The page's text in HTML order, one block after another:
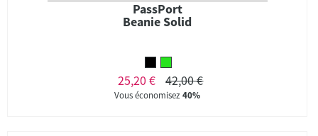
PassPort
Beanie Solid
25,20 € 42,00 €
Vous économisez40%